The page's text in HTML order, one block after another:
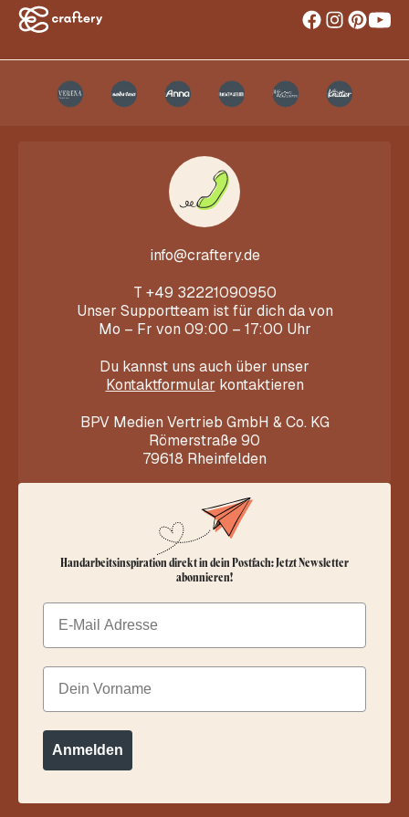
info@craftery.de
T +49 32221090950
Unser Supportteam ist für dich da von
Mo – Fr von 09:00 – 17:00 Uhr
Du kannst uns auch über unser
Kontaktformular kontaktieren
BPV Medien Vertrieb GmbH & Co. KG
Römerstraße 90
79618 Rheinfelden
Handarbeitsinspiration direkt in dein Postfach: Jetzt Newsletter
abonnieren!
Email
Dein Vorname
Anmelden